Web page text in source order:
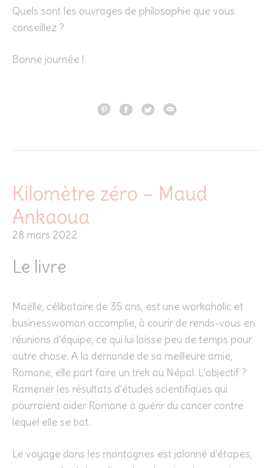
Quels sont les ouvrages de philosophie que vous
conseillez ?
Bonne journée !
Kilomètre zéro – Maud
Ankaoua
28 mars 2022
Le livre
Maëlle, célibataire de 35 ans, est une workaholic et
businesswoman accomplie, à courir de rends-vous en
réunions d’équipe, ce qui lui laisse peu de temps pour
autre chose. A la demande de sa meilleure amie,
Romane, elle part faire un trek au Népal. L’objectif ?
Ramener les résultats d’études scientifiques qui
pourraient aider Romane à guérir du cancer contre
lequel elle se bat.
Le voyage dans les montagnes est jalonné d’étapes,